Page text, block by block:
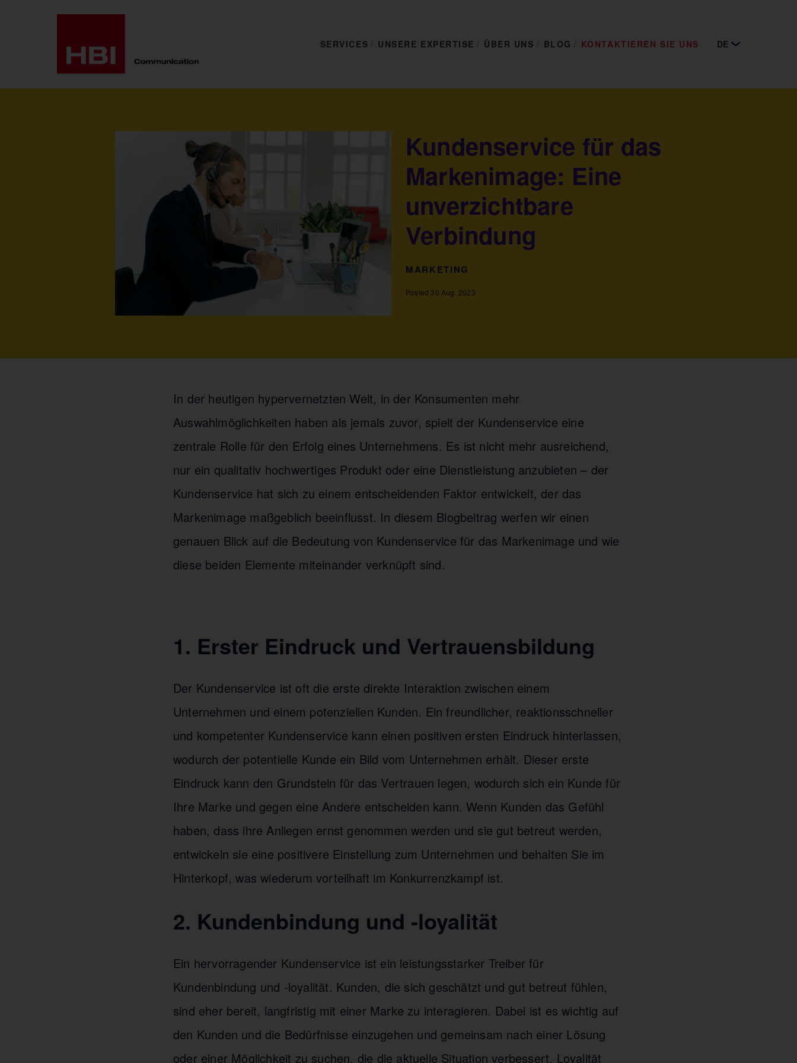
SERVICES UNSERE EXPERTISE ÜBER UNS BLOG KONTAKTIEREN SIE UNS DE
Kundenservice für das
Markenimage: Eine
unverzichtbare
Verbindung
MARKETING
Posted 30 Aug. 2023
In der heutigen hypervernetzten Welt, in der Konsumenten mehr
Auswahlmöglichkeiten haben als jemals zuvor, spielt der Kundenservice eine
zentrale Rolle für den Erfolg eines Unternehmens. Es ist nicht mehr ausreichend,
nur ein qualitativ hochwertiges Produkt oder eine Dienstleistung anzubieten – der
Kundenservice hat sich zu einem entscheidenden Faktor entwickelt, der das
Markenimage maßgeblich beeinflusst. In diesem Blogbeitrag werfen wir einen
genauen Blick auf die Bedeutung von Kundenservice für das Markenimage und wie
diese beiden Elemente miteinander verknüpft sind.
1. Erster Eindruck und Vertrauensbildung
Der Kundenservice ist oft die erste direkte Interaktion zwischen einem
Unternehmen und einem potenziellen Kunden. Ein freundlicher, reaktionsschneller
und kompetenter Kundenservice kann einen positiven ersten Eindruck hinterlassen,
wodurch der potentielle Kunde ein Bild vom Unternehmen erhält. Dieser erste
Eindruck kann den Grundstein für das Vertrauen legen, wodurch sich ein Kunde für
Ihre Marke und gegen eine Andere entscheiden kann. Wenn Kunden das Gefühl
haben, dass ihre Anliegen ernst genommen werden und sie gut betreut werden,
entwickeln sie eine positivere Einstellung zum Unternehmen und behalten Sie im
Hinterkopf, was wiederum vorteilhaft im Konkurrenzkampf ist.
2. Kundenbindung und -loyalität
Ein hervorragender Kundenservice ist ein leistungsstarker Treiber für
Kundenbindung und -loyalität. Kunden, die sich geschätzt und gut betreut fühlen,
sind eher bereit, langfristig mit einer Marke zu interagieren. Dabei ist es wichtig auf
den Kunden und die Bedürfnisse einzugehen und gemeinsam nach einer Lösung
oder einer Möglichkeit zu suchen, die die aktuelle Situation verbessert. Loyalität